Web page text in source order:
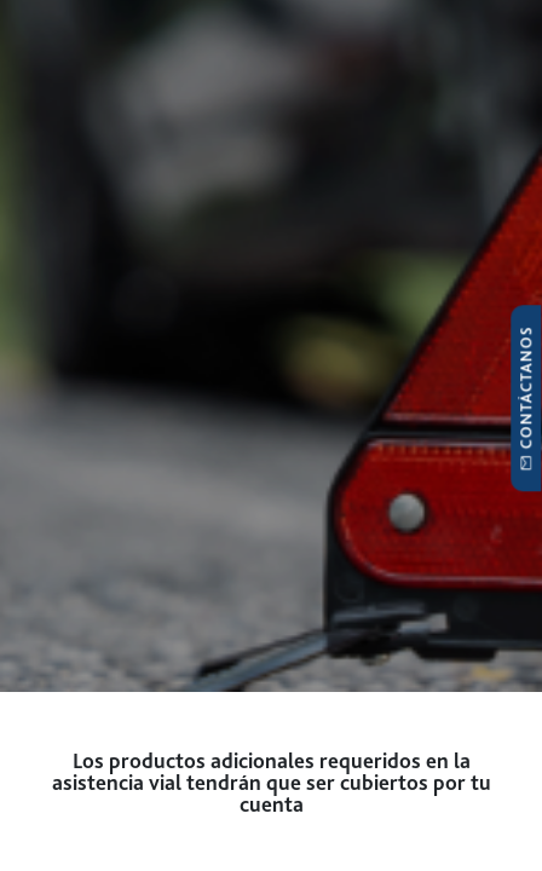
Los productos adicionales requeridos en la
asistencia vial tendrán que ser cubiertos por tu
cuenta
CONTÁCTANOS